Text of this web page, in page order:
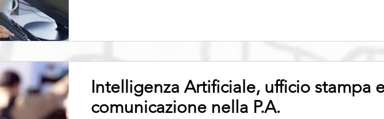
Intelligenza Artificiale, ufficio stampa
comunicazione nella P.A.